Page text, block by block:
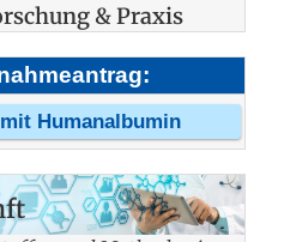
& Praxis
Humanalbumin